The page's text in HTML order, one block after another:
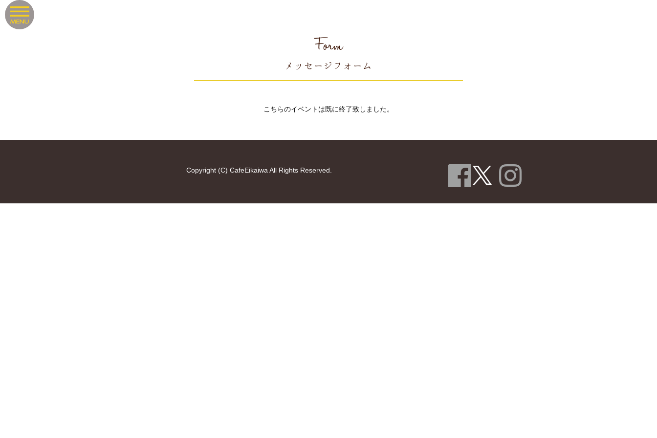
Form
メッセージフォーム
こちらのイベントは既に終了致しました。
Copyright (C) CafeEikaiwa All Rights Reserved.